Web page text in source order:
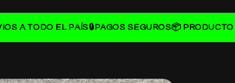
A TODO EL PAÍS🔒PAGOS SEGUROS📦